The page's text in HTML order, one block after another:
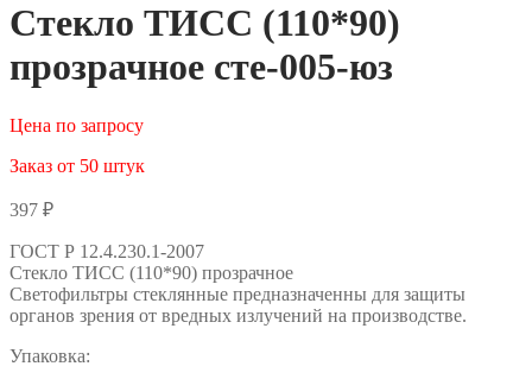
Стекло ТИСС (110*90)
прозрачное сте-005-юз
Цена по запросу
Заказ от 50 штук
397 ₽
ГОСТ Р 12.4.230.1-2007
Стекло ТИСС (110*90) прозрачное
Светофильтры стеклянные предназначенны для защиты
органов зрения от вредных излучений на производстве.
Упаковка: